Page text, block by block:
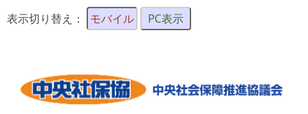
表示切り替え： モバイル PC表示